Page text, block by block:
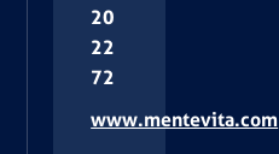
20
22
72
www.mentevita.com